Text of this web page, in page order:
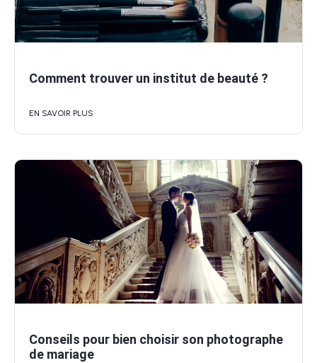
Comment trouver un institut de beauté ?
EN SAVOIR PLUS
Conseils pour bien choisir son photographe
de mariage